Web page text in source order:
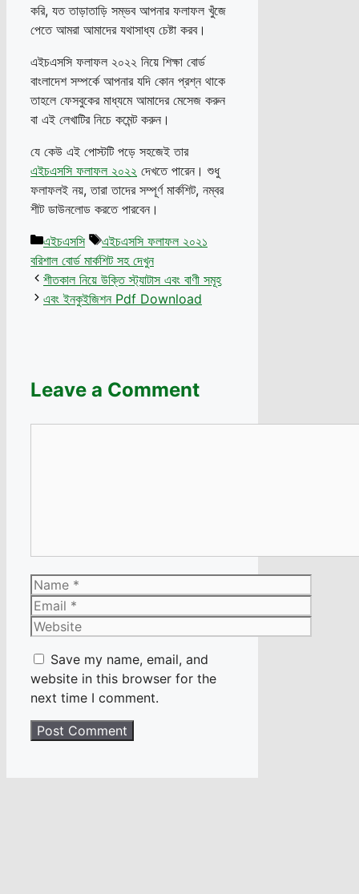
করি, যত তাড়াতাড়ি সম্ভব আপনার ফলাফল খুঁজে
পেতে আমরা আমাদের যথাসাধ্য চেষ্টা করব।
এইচএসসি ফলাফল ২০২২ নিয়ে শিক্ষা বোর্ড
বাংলাদেশ সম্পর্কে আপনার যদি কোন প্রশ্ন থাকে
তাহলে ফেসবুকের মাধ্যমে আমাদের মেসেজ করুন
বা এই লেখাটির নিচে কমেন্ট ​​করুন।
যে কেউ এই পোস্টটি পড়ে সহজেই তার
এইচএসসি ফলাফল ২০২২ দেখতে পারেন। শুধু
ফলাফলই নয়, তারা তাদের সম্পূর্ণ মার্কশিট, নম্বর
শীট ডাউনলোড করতে পারবেন।
Categories
এইচএসসি Tags
এইচএসসি ফলাফল ২০২১
বরিশাল বোর্ড মার্কশিট সহ দেখুন
শীতকাল নিয়ে উক্তি স্ট্যাটাস এবং বাণী সমূহ
এবং ইনকুইজিশন Pdf Download
Leave a Comment
Name
Email
Website
Save my name, email, and
website in this browser for the
next time I comment.